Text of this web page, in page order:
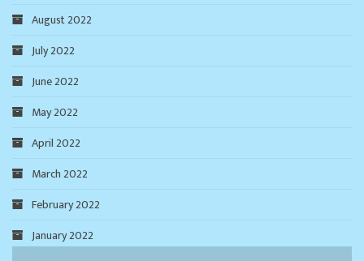
August 2022
July 2022
June 2022
May 2022
April 2022
March 2022
February 2022
January 2022